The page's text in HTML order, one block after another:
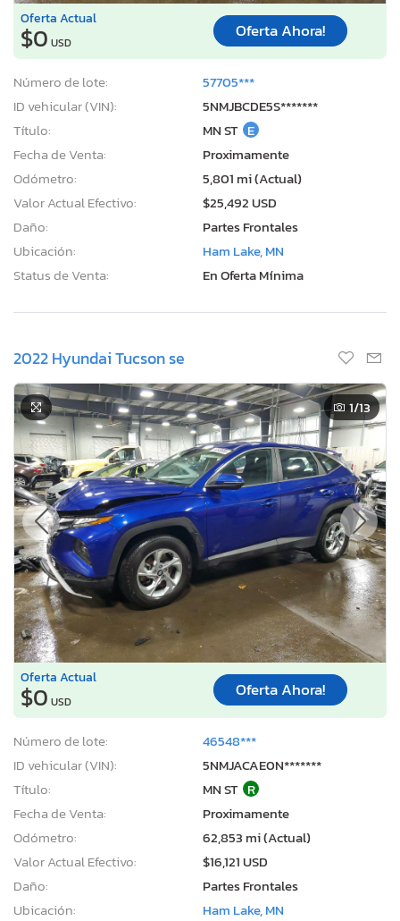
Oferta Actual
$0 USD
Oferta Ahora!
Número de lote:
57705***
ID vehicular (VIN):
5NMJBCDE5S*******
Título:
MN ST E
Fecha de Venta:
Proximamente
Odómetro:
5,801 mi (Actual)
Valor Actual Efectivo:
$25,492 USD
Daño:
Partes Frontales
Ubicación:
Ham Lake, MN
Status de Venta:
En Oferta Mínima
2022 Hyundai Tucson se
1/13
Oferta Actual
$0 USD
Oferta Ahora!
Número de lote:
46548***
ID vehicular (VIN):
5NMJACAE0N*******
Título:
MN ST R
Fecha de Venta:
Proximamente
Odómetro:
62,853 mi (Actual)
Valor Actual Efectivo:
$16,121 USD
Daño:
Partes Frontales
Ubicación:
Ham Lake, MN